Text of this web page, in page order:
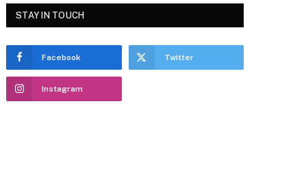
STAY IN TOUCH
Facebook Twitter
Instagram